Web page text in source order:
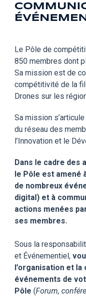
Le Pôle de
850 membres dont
Sa mission est de
compétitivité de la
Drones sur les
Sa mission
du réseau des
l’Innovation et le
Dans le cadre des
le Pôle est amené
de nombreux
digital) et à
actions menées
ses membres.
Sous la
et Événementiel,
l’organisation et
événements de
Pôle (Forum,